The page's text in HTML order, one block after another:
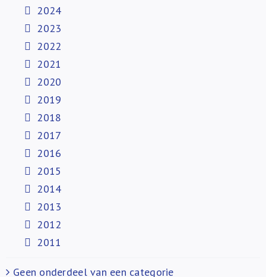
2024
2023
2022
2021
2020
2019
2018
2017
2016
2015
2014
2013
2012
2011
Geen onderdeel van een categorie